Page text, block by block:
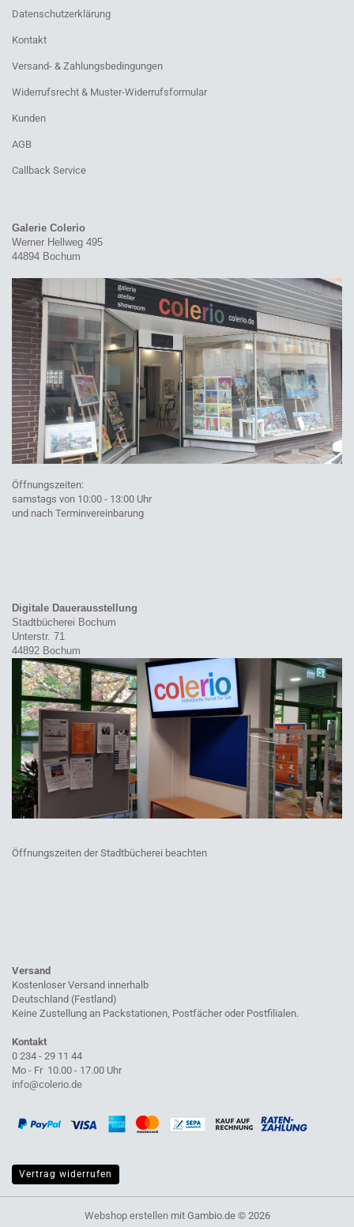
Datenschutzerklärung
Kontakt
Versand- & Zahlungsbedingungen
Widerrufsrecht & Muster-Widerrufsformular
Kunden
AGB
Callback Service
Galerie Colerio
Werner Hellweg 495
44894 Bochum
Öffnungszeiten:
samstags von 10:00 - 13:00 Uhr
und nach Terminvereinbarung
Digitale Dauerausstellung
Stadtbücherei Bochum
Unterstr. 71
44892 Bochum
Öffnungszeiten der Stadtbücherei beachten
Versand
Kostenloser Versand innerhalb
Deutschland (Festland)
Keine Zustellung an Packstationen, Postfächer oder Postfilialen.
Kontakt
0 234 - 29 11 44
Mo - Fr 10.00 - 17.00 Uhr
info@colerio.de
Vertrag widerrufen
Webshop erstellenmit Gambio.de © 2026